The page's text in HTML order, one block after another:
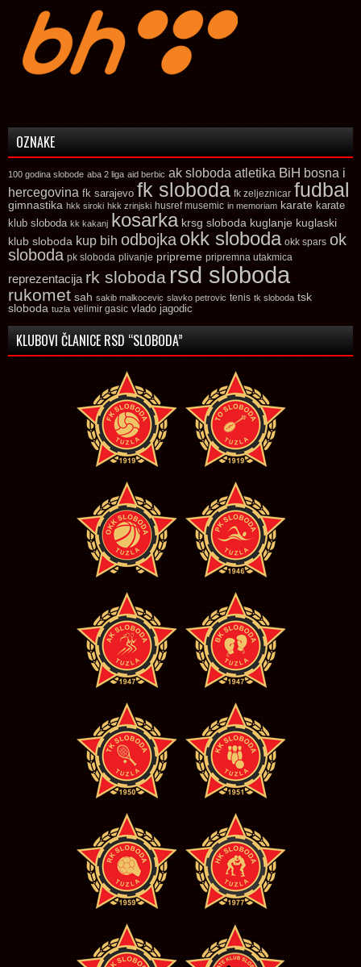
OZNAKE
100 godina slobode aba 2 liga aid berbic ak sloboda atletika BiH bosna i
hercegovina fk sarajevo fk sloboda fk zeljeznicar fudbal
gimnastika hkk siroki hkk zrinjski husref musemic in memoriam karate karate
klub sloboda kk kakanj kosarka krsg sloboda kuglanje kuglaski
klub sloboda kup bih odbojka okk sloboda okk spars ok
sloboda pk sloboda plivanje pripreme pripremna utakmica
reprezentacija rk sloboda rsd sloboda
rukomet sah sakib malkocevic slavko petrovic tenis tk sloboda tsk
sloboda tuzla velimir gasic vlado jagodic
KLUBOVI ČLANICE RSD “SLOBODA”